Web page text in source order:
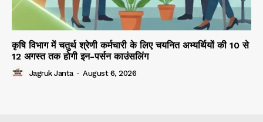
कृषि विभाग में चतुर्थ श्रेणी कर्मचारी के लिए चयनित अभ्यर्थियों की 10 से
12 अगस्त तक होगी इन-पर्सन काउंसलिंग
Jagruk Janta - August 6, 2026